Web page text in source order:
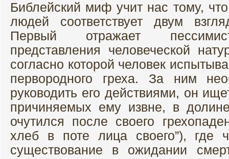
Библейский миф учит нас тому,
людей соответствует двум
Первый отражает
представления человеческой
согласно которой человек
первородного греха. За ним
руководить его действиями, он
причиняемых ему извне, в
очутился после своего
хлеб в поте лица своего”), где
существование в ожидании